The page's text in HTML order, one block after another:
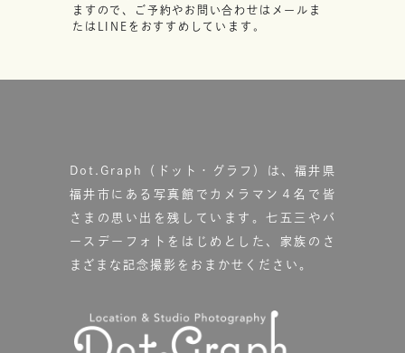
ますので、ご予約やお問い合わせはメールま
たはLINEをおすすめしています。
Dot.Graph（ドット・グラフ）は、福井県
福井市にある写真館で カメラマン４名で皆
さまの思い出を残しています。七五三やバ
ースデーフォトをはじめとした、家族のさ
まざまな記念撮影をおまかせください。